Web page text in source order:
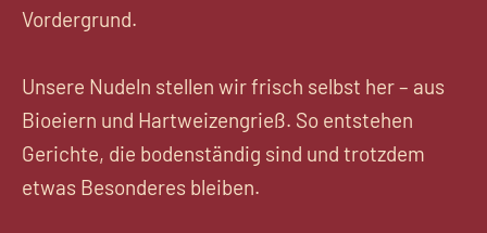
Vordergrund.
Unsere Nudeln stellen wir frisch selbst her – aus
Bioeiern und Hartweizengrieß. So entstehen
Gerichte, die bodenständig sind und trotzdem
etwas Besonderes bleiben.